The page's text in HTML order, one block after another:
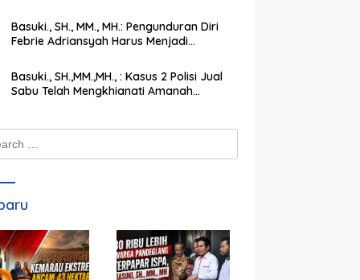
Basuki., SH., MM., MH.: Pengunduran Diri
Febrie Adriansyah Harus Menjadi
Penegakan Hukum
Basuki., SH.,MM.,MH., : Kasus 2 Polisi Jual
Sabu Telah Mengkhianati Amanah